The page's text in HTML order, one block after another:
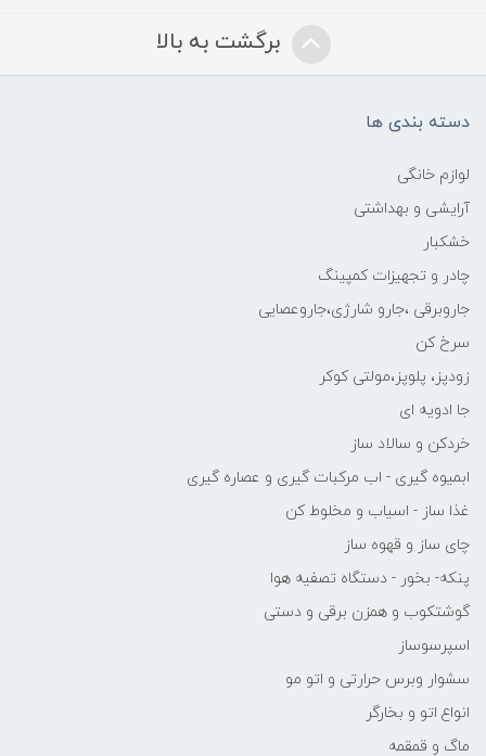
برگشت به بالا
دسته بندی ها
لوازم خانگی
آرایشی و بهداشتی
خشکبار
چادر و تجهیزات کمپینگ
جاروبرقی ،جارو شارژی،جاروعصایی
سرخ کن
زودپز، پلوپز،مولتی کوکر
جا ادویه ای
خردکن و سالاد ساز
ابمیوه گیری - اب مرکبات گیری و عصاره گیری
غذا ساز - اسیاب و مخلوط کن
چای ساز و قهوه ساز
پنکه- بخور - دستگاه تصفیه هوا
گوشتکوب و همزن برقی و دستی
اسپرسوساز
سشوار وبرس حرارتی و اتو مو
انواع اتو و بخارگر
ماگ و قمقمه